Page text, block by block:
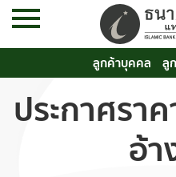
ลูกค้าบุคคล ลู
ประกาศรา
อ้า